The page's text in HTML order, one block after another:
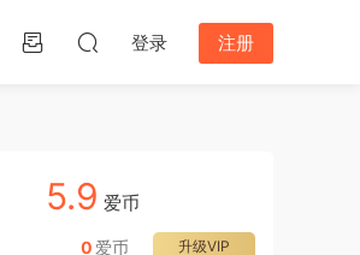
登录 注册
5.9 爱币
升级VIP
0 爱币